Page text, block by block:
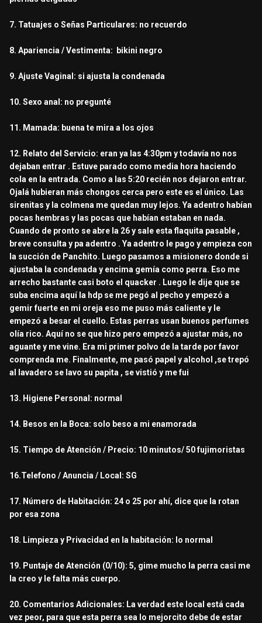
7. Tatuajes o Señas Particulares: no recuerdo
8. Apariencia / Vestimenta: bikini negro
9. Ajuste Vaginal: si ajusta la condenada
10. Sexo anal: no pregunté
11. Mamada: buena te mira a los ojos
12. Relato del Servicio: eran ya las 4:30pm y todavía no nos
dejaban entrar . Estuve parado como media hora haciendo
cola en la entrada. Como a las 5:20 recién nos dejaron entrar.
Ojalá hubieran más chongos cerca pero este es el único. Las
sirenitas y la colmena me quedan muy lejos. Ya adentro habían
pocas hembras y las pocas que habían estaban en nada.
Cuando de pronto se abre la 26 y sale esta flaquita pasable ,
breve consulta y pa adentro . Ya adentro le pago y empieza con
la succión de Panchito. Luego pasamos a misionero donde si
ajustaba la condenada y encima gemía como perra. Eso me
arrecho bastante casi boto el quacker . Luego le dije que se
suba encima aquí la hdp se me pegó al pecho y empezó a
gemir fuerte en mi oreja eso me puso más caliente y le
empezó a besar el cuello. Estas perras usan buenos perfumes
olía rico. Aquí no se que hizo pero empezó a ajustar más, no
aguante y me vine. Era mi primer polvo de la tarde por favor
comprenda me. Finalmente, me pasó papel y alcohol ,se trepó
al lavadero se lavo su papita , se vistió y me fui
13. Higiene Personal: normal
14. Besos en la Boca: solo beso a mi enamorada
15. Tiempo de Atención / Precio: 10 minutos/ 50 fujimoristas
16.Telefono / Anuncia / Local: SG
17. Número de Habitación: 24 o 25 por ahí, dice que la rotan
por esa zona
18. Limpieza y Privacidad en la habitación: lo normal
19. Puntaje de Atención (0/10): 5, gime mucho la perra casi me
la creo y le falta más cuerpo.
20. Comentarios Adicionales: La verdad este local está cada
vez peor, para que esta perra sea lo mejorcito debe de estar